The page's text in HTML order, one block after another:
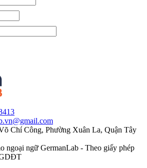
Chí Công, Phường Xuân La, Quận Tây
ngoại ngữ GermanLab - Theo giấy phép